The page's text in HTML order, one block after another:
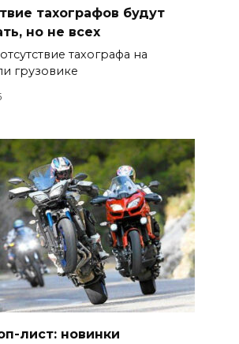
тахографов будут
но не всех
тахографа на
грузовике
лист: новинки